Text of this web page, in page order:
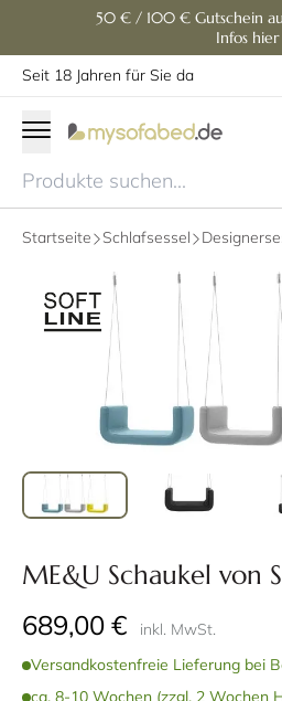
50 € / 100 € Gutschein
Infos hier
Seit 18 Jahren für Sie da
Startseite Schlafsessel
ME&U Schaukel von
689,00 €
inkl. MwSt.
Versandkostenfreie Lieferung bei